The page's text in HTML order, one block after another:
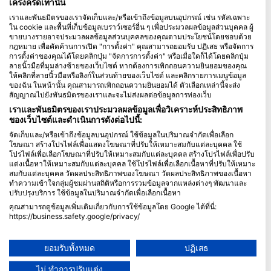
Blue Oceans
คำถามที่พบบ่อย (FAQ)
นโยบายความเป็นส่วนตัว
ข้อกำหนดการใช้งาน
ตราประทับ
สมาชิกภาพ
ร่วมเป็นพันธมิตรกับเรา
HEAD Watersports
SSI
LiveAboard.com
Mares
Apeks
rEvo
เคร่งครัดเท่านั้น
เราและพันธมิตรของเราจัดเก็บและ/หรือเข้าถึงข้อมูลบนอุปกรณ์ เช่น รหัสเฉพาะ
ใน cookie และพื้นที่เก็บข้อมูลเบราว์เซอร์อื่น ๆ เพื่อประมวลผลข้อมูลส่วนบุคคล ผู้
ขายบางรายอาจประมวลผลข้อมูลส่วนบุคคลของคุณตามประโยชน์โดยชอบด้วย
กฎหมาย เพื่อคัดค้านการเปิด "การตั้งค่า" คุณสามารถยอมรับ ปฏิเสธ หรือจัดการ
การตั้งค่าของคุณได้โดยคลิกปุ่ม "จัดการการตั้งค่า" หรือเมื่อใดก็ได้โดยคลิกปุ่ม
ลายนิ้วมือที่มุมล่างซ้ายของเว็บไซต์ หากต้องการเพิกถอนความยินยอมของคุณ
ให้คลิกที่ลายนิ้วมือหรือลิงก์ในส่วนท้ายของเว็บไซต์ และคลิกรายการเมนูข้อมูล
ของฉัน ในหน้านั้น คุณสามารถเพิกถอนความยินยอมได้ ตัวเลือกเหล่านี้จะส่ง
สัญญาณไปยังพันธมิตรของเราและจะไม่ส่งผลต่อข้อมูลการท่องเว็บ
เราและพันธมิตรของเราประมวลผลข้อมูลเพื่อวิเคราะห์ประสิทธิภาพ
ของเว็บไซต์และดำเนินการดังต่อไปนี้:
จัดเก็บและ/หรือเข้าถึงข้อมูลบนอุปกรณ์ ใช้ข้อมูลในปริมาณจำกัดเพื่อเลือก
โฆษณา สร้างโปรไฟล์เพื่อแสดงโฆษณาที่ปรับให้เหมาะสมกับแต่ละบุคคล ใช้
โปรไฟล์เพื่อเลือกโฆษณาที่ปรับให้เหมาะสมกับแต่ละบุคคล สร้างโปรไฟล์เพื่อปรับ
แต่งเนื้อหาให้เหมาะสมกับแต่ละบุคคล ใช้โปรไฟล์เพื่อเลือกเนื้อหาที่ปรับให้เหมาะ
สมกับแต่ละบุคคล วัดผลประสิทธิภาพของโฆษณา วัดผลประสิทธิภาพของเนื้อหา
ทำความเข้าใจกลุ่มผู้ชมผ่านสถิติหรือการรวมข้อมูลจากแหล่งต่างๆ พัฒนาและ
ปรับปรุงบริการ ใช้ข้อมูลในปริมาณจำกัดเพื่อเลือกเนื้อหา
คุณสามารถดูข้อมูลเพิ่มเติมเกี่ยวกับการใช้ข้อมูลโดย Google ได้ที่นี่:
https://business.safety.google/privacy/
ความยินยอมของคุณและนโยบาย cookie มีผลกับเว็บไซต์/แอปนี้เท่านั้น
ดูรายชื่อพันธมิตร (1 ผู้จำหน่าย IAB)
ยอมรับทั้งหมด ปฏิเสธ
ไม่ ทำการปรับแต่ง